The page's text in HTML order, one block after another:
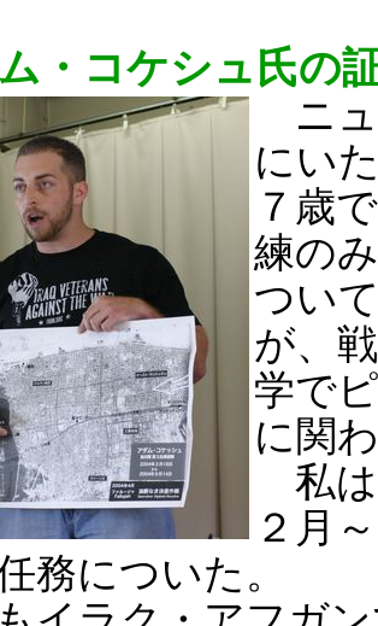
・コケシュ氏の
ニュ
にい
７歳
練の
つい
が、
学で
に関
私は
２月
務についた。